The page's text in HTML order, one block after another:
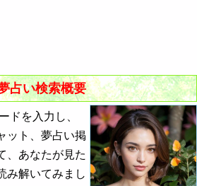
占い検索概要
を入力し、
ット、夢占い掲
、あなたが見た
み解いてみまし